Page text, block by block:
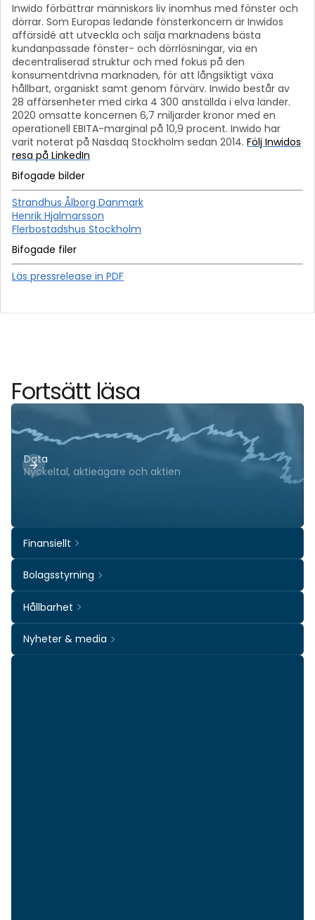
Inwido förbättrar människors liv inomhus med fönster och
dörrar. Som Europas ledande fönsterkoncern är Inwidos
affärsidé att utveckla och sälja marknadens bästa
kundanpassade fönster- och dörrlösningar, via en
decentraliserad struktur och med fokus på den
konsumentdrivna marknaden, för att långsiktigt växa
hållbart, organiskt samt genom förvärv. Inwido består av
28 affärsenheter med cirka 4 300 anställda i elva länder.
2020 omsatte koncernen 6,7 miljarder kronor med en
operationell EBITA-marginal på 10,9 procent. Inwido har
varit noterat på Nasdaq Stockholm sedan 2014. Följ Inwidos
resa på LinkedIn
Bifogade bilder
Strandhus Ålborg Danmark
Henrik Hjalmarsson
Flerbostadshus Stockholm
Bifogade filer
Läs pressrelease in PDF
Fortsätt läsa
Data
Nyckeltal, aktieägare och aktien
Finansiellt
Bolagsstyrning
Hållbarhet
Nyheter & media